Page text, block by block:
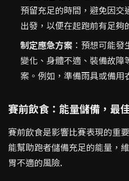
預留充足的時間，避免因
出發，以便在起跑前有足夠
制定應急方案 ：預想可能
變化、身體不適、裝備故障
案。例如，準備雨具或備用
賽前飲食：能量儲備，最
賽前飲食是影響比賽表現的重
能幫助跑者儲備充足的能量，
胃不適的風險.